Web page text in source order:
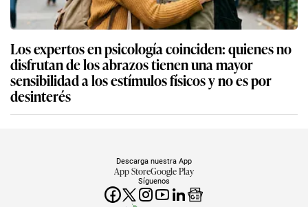
Los expertos en psicología coinciden: quienes no
disfrutan de los abrazos tienen una mayor
sensibilidad a los estímulos físicos y no es por
desinterés
Síguenos
Descarga nuestra App
App StoreGoogle Play